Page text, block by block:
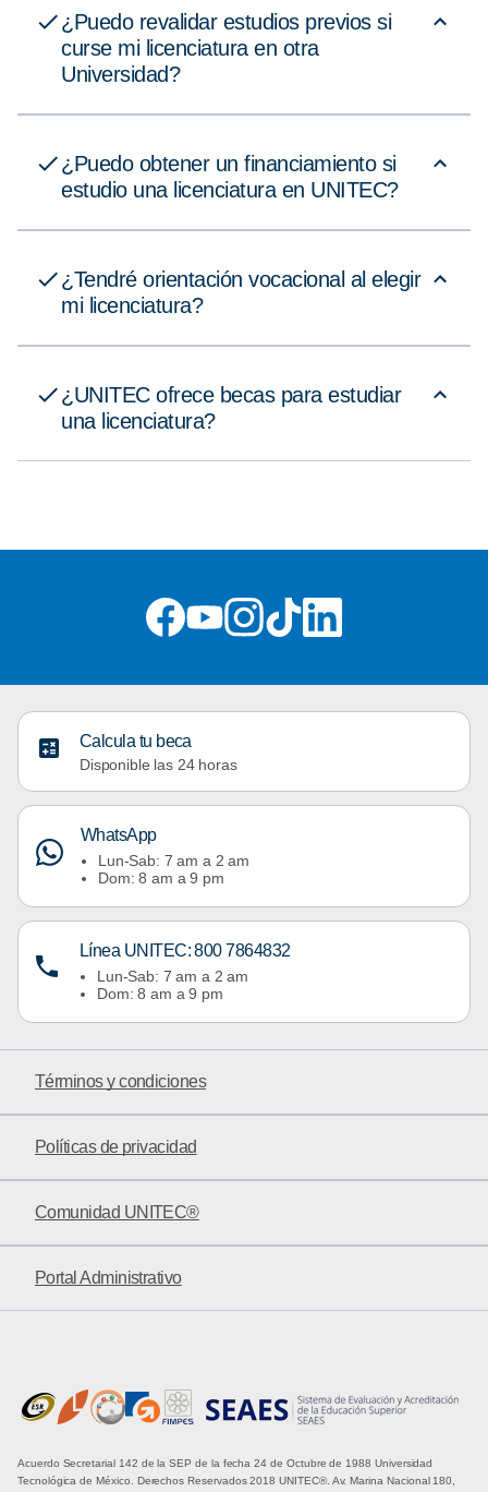
¿Puedo revalidar estudios previos si
curse mi licenciatura en otra
Universidad?
¿Puedo obtener un financiamiento si
estudio una licenciatura en UNITEC?
¿Tendré orientación vocacional al elegir
mi licenciatura?
¿UNITEC ofrece becas para estudiar
una licenciatura?
Calcula tu beca
Disponible las 24 horas
WhatsApp
Lun-Sab: 7 am a 2 am
Dom: 8 am a 9 pm
Línea UNITEC: 800 7864832
Lun-Sab: 7 am a 2 am
Dom: 8 am a 9 pm
Términos y condiciones
Políticas de privacidad
Comunidad UNITEC®
Portal Administrativo
Acuerdo Secretarial 142 de la SEP de la fecha 24 de Octubre de 1988 Universidad
Tecnológica de México. Derechos Reservados 2018 UNITEC®. Av. Marina Nacional 180,